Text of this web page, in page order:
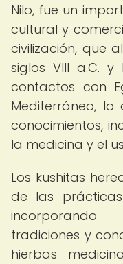
Nilo, fue un
cultural y
civilización, que
siglos VIII a.C. y
contactos con
Mediterráneo,
conocimientos,
la medicina y el
Los kushitas
de las
tradiciones y
hierbas